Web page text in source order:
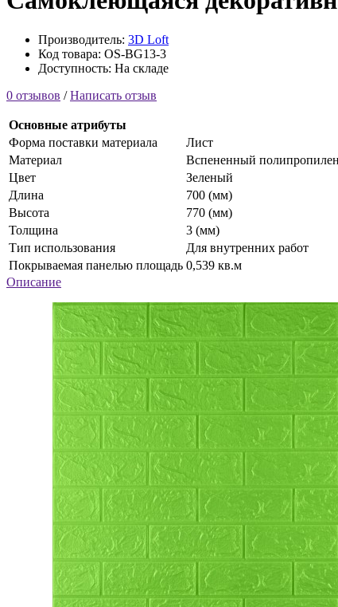
Производитель: 3D Loft
Код товара: OS-BG13-3
Доступность: На складе
0 отзывов /Написать отзыв
Основные атрибуты
Форма поставки материала
Лист
Материал
Вспененный полипропилен
Цвет
Зеленый
Длина
700 (мм)
Высота
770 (мм)
Толщина
3 (мм)
Тип использования
Для внутренних работ
Покрываемая панелью площадь 0,539 кв.м
Описание